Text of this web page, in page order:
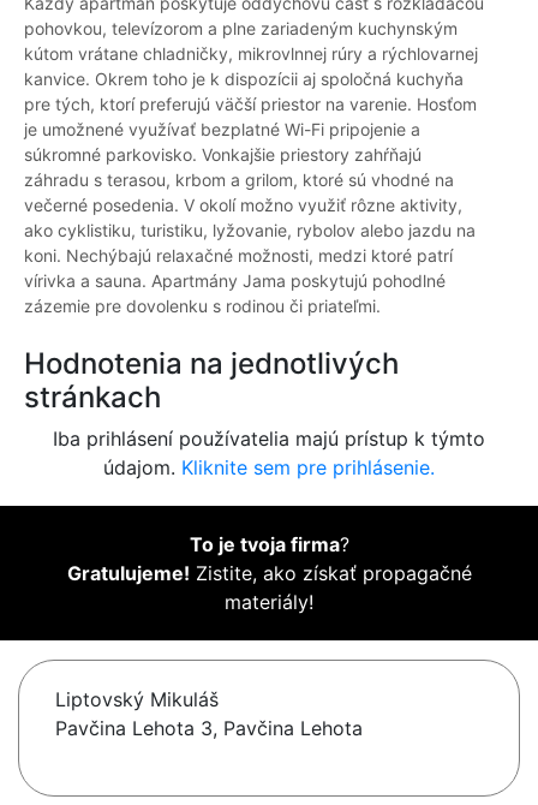
pohovkou, televízorom a plne zariadeným kuchynským
kútom vrátane chladničky, mikrovlnnej rúry a rýchlovarnej
kanvice. Okrem toho je k dispozícii aj spoločná kuchyňa
pre tých, ktorí preferujú väčší priestor na varenie. Hosťom
je umožnené využívať bezplatné Wi-Fi pripojenie a
súkromné parkovisko. Vonkajšie priestory zahŕňajú
záhradu s terasou, krbom a grilom, ktoré sú vhodné na
večerné posedenia. V okolí možno využiť rôzne aktivity,
ako cyklistiku, turistiku, lyžovanie, rybolov alebo jazdu na
koni. Nechýbajú relaxačné možnosti, medzi ktoré patrí
vírivka a sauna. Apartmány Jama poskytujú pohodlné
zázemie pre dovolenku s rodinou či priateľmi.
Hodnotenia na jednotlivých
stránkach
Iba prihlásení používatelia majú prístup k týmto
údajom. Kliknite sem pre prihlásenie.
To je tvoja firma?
Gratulujeme! Zistite, ako získať propagačné
materiály!
Liptovský Mikuláš
Pavčina Lehota 3, Pavčina Lehota